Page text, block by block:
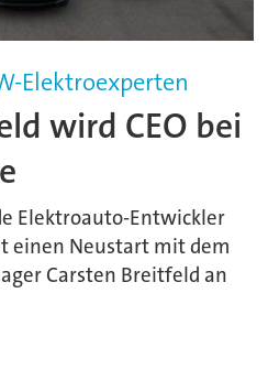
Elektroexperten
wird CEO bei
Elektroauto-Entwickler
einen Neustart mit dem
Carsten Breitfeld an